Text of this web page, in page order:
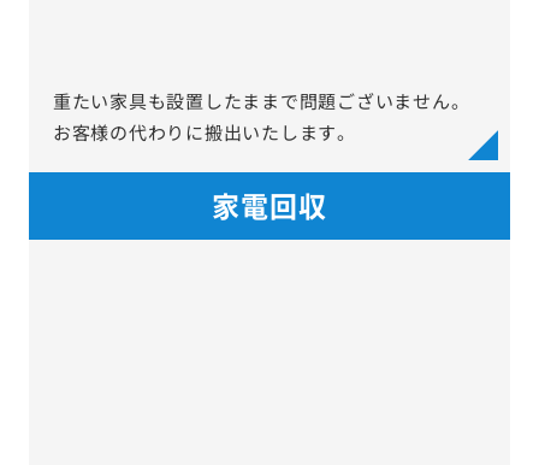
重たい家具も設置したままで問題ございません。
お客様の代わりに搬出いたします。
家電回収